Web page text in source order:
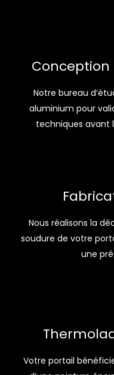
Conception
Notre bureau
aluminium pour
techniques avant
Nous réalisons la
soudure de votre
une
Votre portail